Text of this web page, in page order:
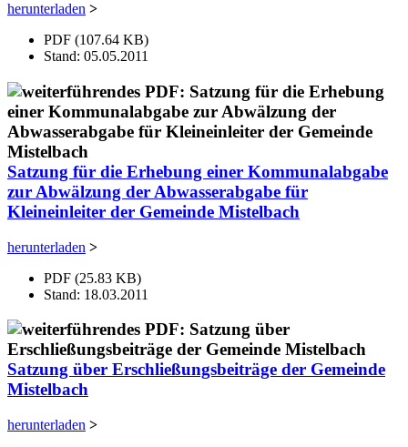
herunterladen >
PDF (107.64 KB)
Stand: 05.05.2011
Satzung für die Erhebung einer Kommunalabgabe
zur Abwälzung der Abwasserabgabe für
Kleineinleiter der Gemeinde Mistelbach
herunterladen >
PDF (25.83 KB)
Stand: 18.03.2011
Satzung über Erschließungsbeiträge der Gemeinde
Mistelbach
herunterladen >